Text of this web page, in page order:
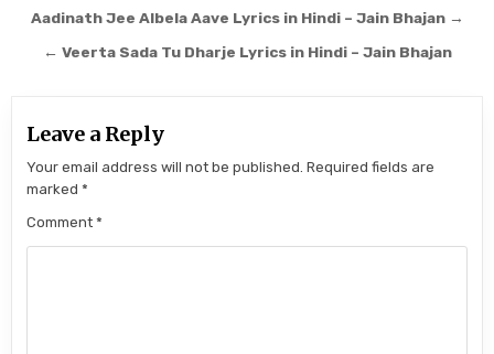
Post navigation
Aadinath Jee Albela Aave Lyrics in Hindi – Jain Bhajan →
← Veerta Sada Tu Dharje Lyrics in Hindi – Jain Bhajan
Leave a Reply
Your email address will not be published. Required fields are
marked*
Comment*